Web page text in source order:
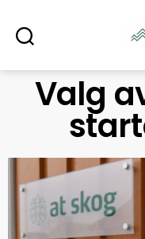
Valg